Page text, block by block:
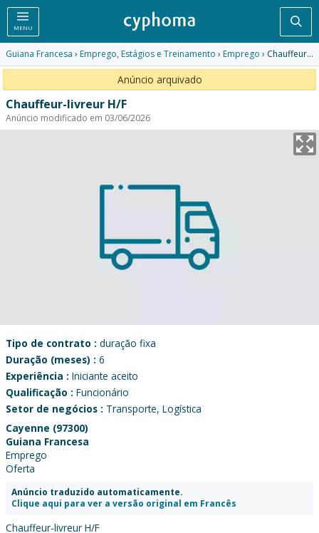
MENU
Guiana Francesa › Emprego, Estágios e Treinamento › Emprego › Chauffeur-livreur H/F
Anúncio arquivado
Chauffeur-livreur H/F
Anúncio modificado em 03/06/2026
Tipo de contrato : duração fixa
Duração (meses) : 6
Experiência : Iniciante aceito
Qualificação : Funcionário
Setor de negócios : Transporte, Logística
Cayenne (97300)
Guiana Francesa
Emprego
Oferta
Anúncio traduzido automaticamente.
Clique aqui para ver a versão original em Francês
Chauffeur-livreur H/F